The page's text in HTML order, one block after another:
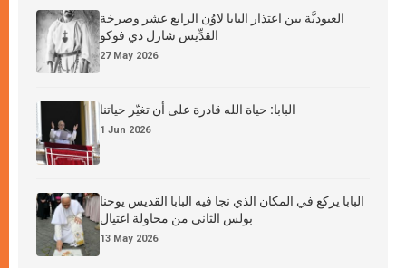
العبوديَّة بين اعتذار البابا لاوُن الرابع عشر وصرخة
القدِّيس شارل دي فوكو
27 May 2026
البابا: حياة الله قادرة على أن تغيّر حياتنا
1 Jun 2026
البابا يركع في المكان الذي نجا فيه البابا القديس يوحنا
بولس الثاني من محاولة اغتيال
13 May 2026